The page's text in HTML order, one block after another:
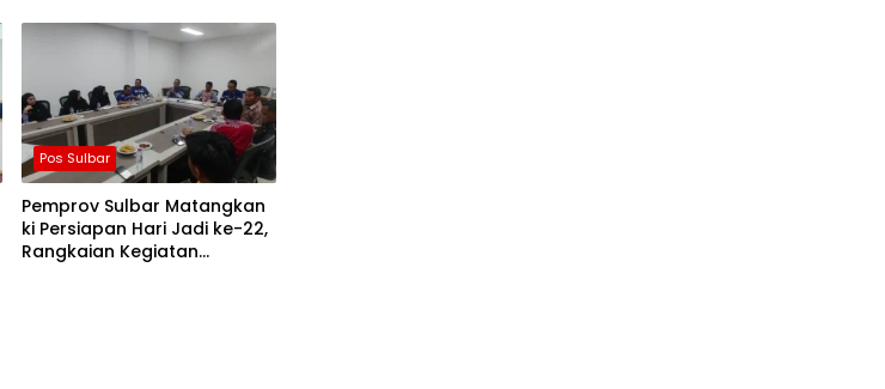
Pos Sulbar
Pemprov Sulbar Matangkan
ki Persiapan Hari Jadi ke-22,
Rangkaian Kegiatan